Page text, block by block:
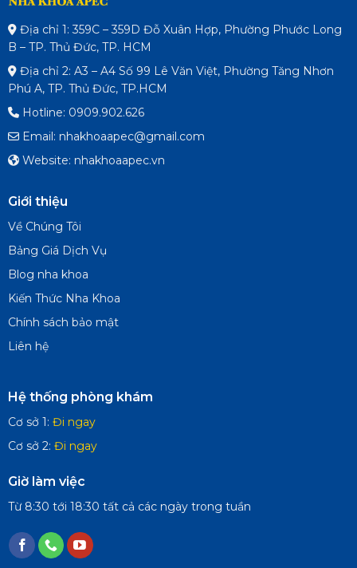
Địa chỉ 1: 359C – 359D Đỗ Xuân Hợp, Phường Phước Long
B – TP. Thủ Đức, TP. HCM
Địa chỉ 2: A3 – A4 Số 99 Lê Văn Việt, Phường Tăng Nhơn
Phú A, TP. Thủ Đức, TP.HCM
Hotline: 0909.902.626
Email: nhakhoaapec@gmail.com
Website: nhakhoaapec.vn
Giới thiệu
Về Chúng Tôi
Bảng Giá Dịch Vụ
Blog nha khoa
Kiến Thức Nha Khoa
Chính sách bảo mật
Liên hệ
Hệ thống phòng khám
Cơ sở 1: Đi ngay
Cơ sở 2: Đi ngay
Giờ làm việc
Từ 8:30 tới 18:30 tất cả các ngày trong tuần